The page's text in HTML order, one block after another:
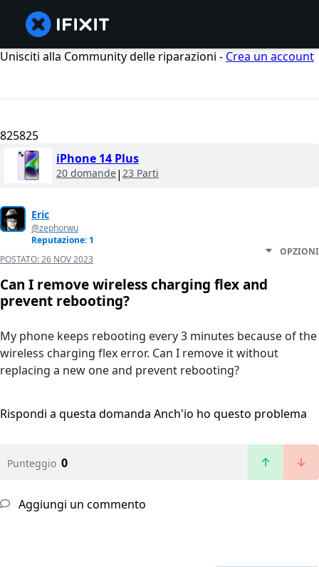
Unisciti alla Community delle riparazioni - Crea un account
825825
iPhone 14 Plus
20 domande| 23 Parti
Eric
@zephorwu
Reputazione: 1
POSTATO:26 NOV 2023
OPZIONI
Can I remove wireless charging flex and
prevent rebooting?
My phone keeps rebooting every 3 minutes because of the
wireless charging flex error. Can I remove it without
replacing a new one and prevent rebooting?
Rispondi a questa domanda Anch'io ho questo problema
Punteggio 0
Aggiungi un commento